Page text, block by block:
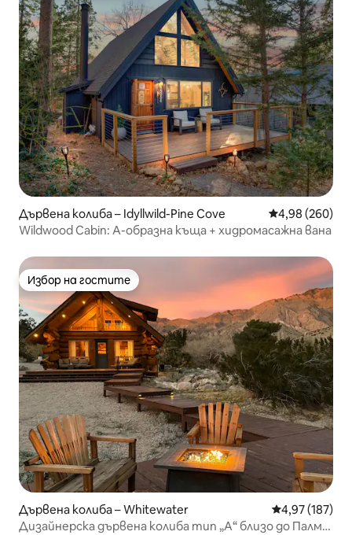
Дървена колиба – Idyllwild-Pine Cove Средна
4,98 (260)
Wildwood Cabin: A-образна къща + хидромасажна вана
Избор на гостите
Избор на гостите
Дървена колиба – Whitewater Средна
4,97 (187)
Дизайнерска дървена колиба тип „А“ близо до Палм